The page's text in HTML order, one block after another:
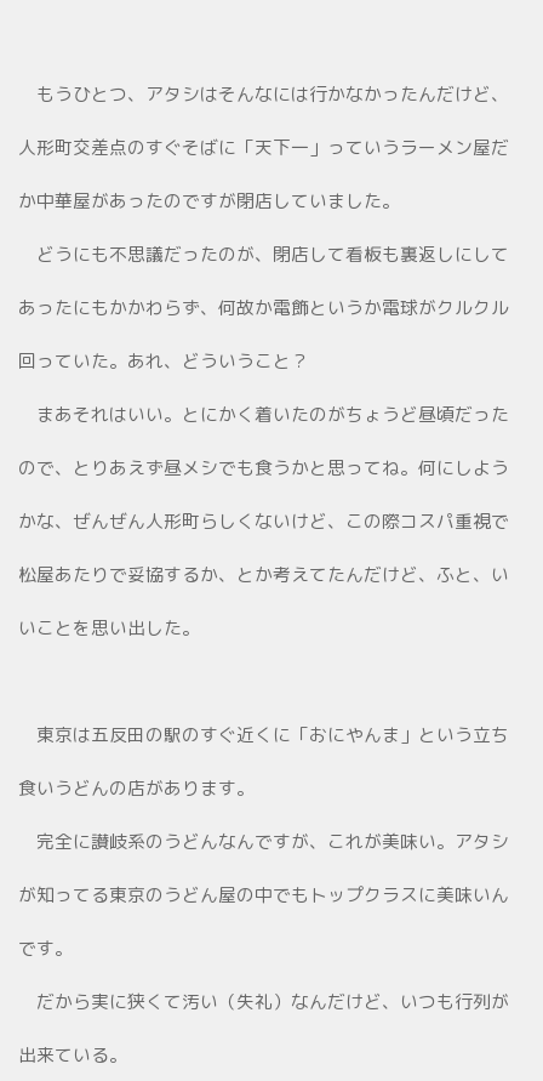
もうひとつ、アタシはそんなには行かなかったんだけど、
人形町交差点のすぐそばに「天下一」っていうラーメン屋だ
か中華屋があったのですが閉店していました。
どうにも不思議だったのが、閉店して看板も裏返しにして
あったにもかかわらず、何故か電飾というか電球がクルクル
回っていた。あれ、どういうこと？
まあそれはいい。とにかく着いたのがちょうど昼頃だった
ので、とりあえず昼メシでも食うかと思ってね。何にしよう
かな、ぜんぜん人形町らしくないけど、この際コスパ重視で
松屋あたりで妥協するか、とか考えてたんだけど、ふと、い
いことを思い出した。
東京は五反田の駅のすぐ近くに「おにやんま」という立ち
食いうどんの店があります。
完全に讃岐系のうどんなんですが、これが美味い。アタシ
が知ってる東京のうどん屋の中でもトップクラスに美味いん
です。
だから実に狭くて汚い（失礼）なんだけど、いつも行列が
出来ている。